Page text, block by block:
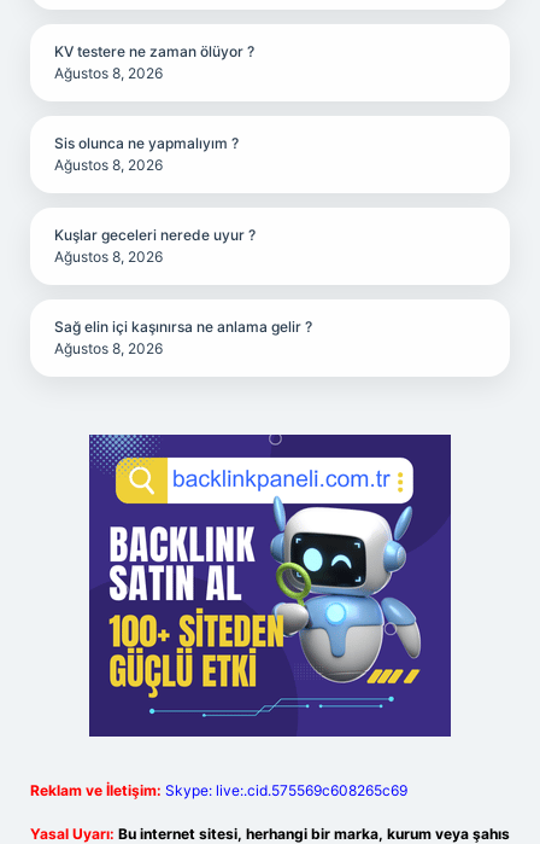
KV testere ne zaman ölüyor ?
Ağustos 8, 2026
Sis olunca ne yapmalıyım ?
Ağustos 8, 2026
Kuşlar geceleri nerede uyur ?
Ağustos 8, 2026
Sağ elin içi kaşınırsa ne anlama gelir ?
Ağustos 8, 2026
Reklam ve İletişim: Skype: live:.cid.575569c608265c69
Yasal Uyarı: Bu internet sitesi, herhangi bir marka, kurum veya şahıs